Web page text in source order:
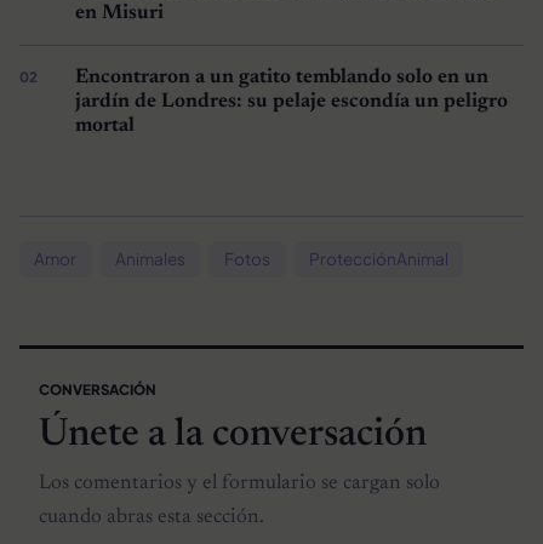
en Misuri
Encontraron a un gatito temblando solo en un
jardín de Londres: su pelaje escondía un peligro
mortal
Amor Animales Fotos ProtecciónAnimal
CONVERSACIÓN
Únete a la conversación
Los comentarios y el formulario se cargan solo
cuando abras esta sección.